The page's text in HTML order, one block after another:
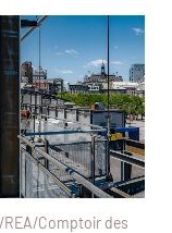
REA/Comptoir des